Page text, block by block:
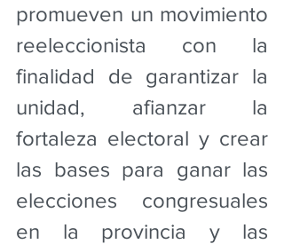
promueven un movimiento
reeleccionista con la
finalidad de garantizar la
unidad, afianzar la
fortaleza electoral y crear
las bases para ganar las
elecciones congresuales
en la provincia y las